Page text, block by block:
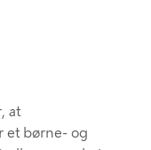
, at
et børne- og